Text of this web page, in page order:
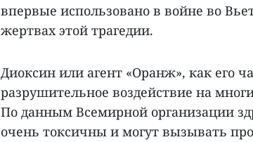
впервые использовано в войне во
жертвах этой трагедии.
Диоксин или агент «Оранж», как его
разрушительное воздействие на
По данным Всемирной организации
очень токсичны и могут вызывать